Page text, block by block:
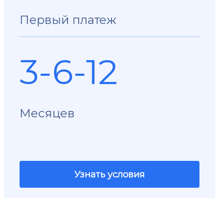
Первый платеж
3-6-12
Месяцев
Узнать условия